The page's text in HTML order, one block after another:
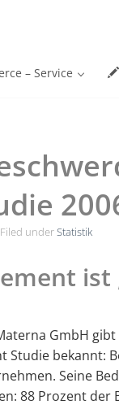
– Service
Filed underStatistik
ist
GmbH
Studie bekannt:
Seine
88 Prozent der